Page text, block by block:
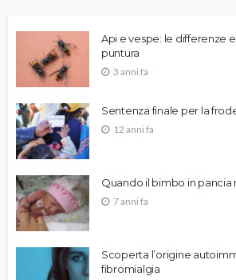
Api e vespe: le differenze
puntura
3 anni fa
Sentenza finale per la
12 anni fa
Quando il bimbo in pancia
7 anni fa
Scoperta l’origine
fibromialgia